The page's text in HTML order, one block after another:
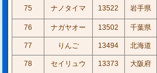
75 ナノタイマ 13522 岩手県
76
ナガヤオー 13502 千葉県
77 りんご 13494 北海道
78 セイリュウ 13373 大阪府